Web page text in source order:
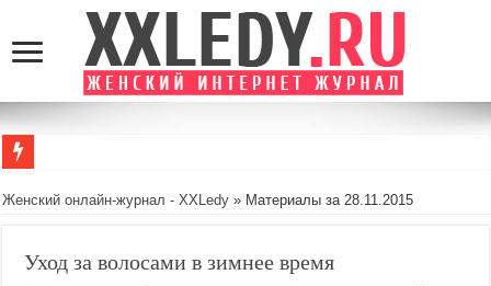
Женский онлайн-журнал - XXLedy » Материалы за 28.11.2015
Уход за волосами в зимнее время